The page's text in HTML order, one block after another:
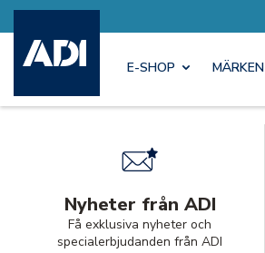
E-SHOP MÄRKEN
Nyheter från ADI
Få exklusiva nyheter och
specialerbjudanden från ADI